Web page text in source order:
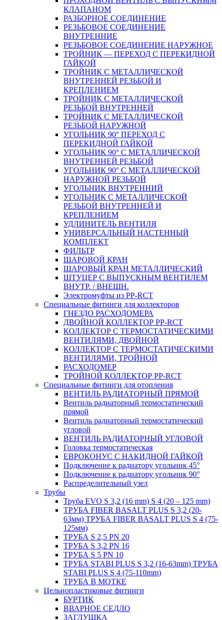
КЛАПАНОМ
РАЗБОРНОЕ СОЕДИНЕНИЕ
РЕЗЬБОВОЕ СОЕДИНЕНИЕ
ВНУТРЕННИЕ
РЕЗЬБОВОЕ СОЕДИНЕНИЕ НАРУЖНОЕ
ТРОЙНИК — ПЕРЕХОД С ПЕРЕКИДНОЙ
ГАЙКОЙ
ТРОЙНИК С МЕТАЛЛИЧЕСКОЙ
ВНУТРЕННЕЙ РЕЗЬБОЙ И
КРЕПЛЕНИЕМ
ТРОЙНИК С МЕТАЛЛИЧЕСКОЙ
РЕЗЬБОЙ ВНУТРЕННЕЙ
ТРОЙНИК С МЕТАЛЛИЧЕСКОЙ
РЕЗЬБОЙ НАРУЖНОЙ
УГОЛЬНИК 90° ПЕРЕХОД С
ПЕРЕКИДНОЙ ГАЙКОЙ
УГОЛЬНИК 90° С МЕТАЛЛИЧЕСКОЙ
ВНУТРЕННEЙ РЕЗЬБОЙ
УГОЛЬНИК 90° С МЕТАЛЛИЧЕСКОЙ
НАРУЖНОЙ РЕЗЬБОЙ
УГОЛЬНИК ВНУТРЕННИЙ
УГОЛЬНИК С МЕТАЛЛИЧЕСКОЙ
РЕЗЬБОЙ ВНУТРЕННЕЙ И
КРЕПЛЕНИЕМ
УДЛИНИТЕЛЬ ВЕНТИЛЯ
УНИВЕРСАЛЬНЫЙ НАСТЕННЫЙ
КОМПЛЕКТ
ФИЛЬТР
ШАРОВОЙ КРАН
ШАРОВЫЙ КРАН МЕТАЛЛИЧЕСКИЙ
ШТУЦЕР С ВЫПУСКНЫМ ВЕНТИЛЕМ
ВНУТР. / ВНЕШН.
Электромуфты из PP-RCT
Специальные фитинги для коллекторов
ГНЕЗДО РАСХОДОМЕРА
ДВОЙНОЙ КОЛЛЕКТОР PP-RCT
КОЛЛЕКТОР С ТЕРМОСТАТИЧЕСКИМИ
ВЕНТИЛЯМИ, ДВОЙНОЙ
КОЛЛЕКТОР С ТЕРМОСТАТИЧЕСКИМИ
ВЕНТИЛЯМИ, ТРОЙНОЙ
РАСХОДОМЕР
ТРОЙНОЙ КОЛЛЕКТОР PP-RCT
Специальные фитинги для отопления
ВЕНТИЛЬ РАДИАТОРНЫЙ ПРЯМОЙ
Вентиль радиаторный термостатический
прямой
Вентиль радиаторный термостатический
угловой
ВЕНТИЛЬ РАДИАТОРНЫЙ УГЛОВОЙ
Головка термостатическая
ЕВРОКОНУС С НАКИДНОЙ ГАЙКОЙ
Подключение к радиатору угольник 45°
Подключение к радиатору угольник 90°
Распределительный узел
Трубы
Труба EVO S 3,2 (16 mm) S 4 (20 – 125 mm)
ТРУБА FIBER BASALT PLUS S 3,2 (20-
63мм) ТРУБА FIBER BASALT PLUS S 4 (75-
125мм)
ТРУБА S 2,5 PN 20
ТРУБА S 3,2 PN 16
ТРУБА S 5 PN 10
ТРУБА STABI PLUS S 3,2 (16-63mm) ТРУБА
STABI PLUS S 4 (75-110mm)
ТРУБА В МОТКЕ
Цельнопластиковые фитинги
БУРТИК
ВВАРНОЕ СЕДЛО
ЗАГЛУШКА